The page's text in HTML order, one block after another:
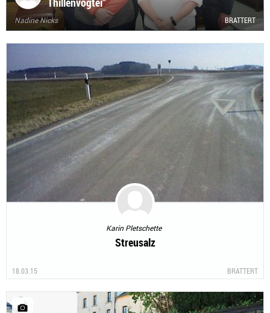
Nadine Nicks BRATTERT
Karin Pletschette
Streusalz
18.03.15 BRATTERT